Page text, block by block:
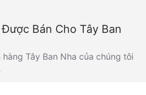
Bán Cho Tây Ban
Tây Ban Nha của chúng tôi